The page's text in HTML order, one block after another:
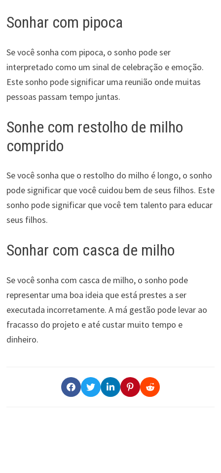
Sonhar com pipoca
Se você sonha com pipoca, o sonho pode ser
interpretado como um sinal de celebração e emoção.
Este sonho pode significar uma reunião onde muitas
pessoas passam tempo juntas.
Sonhe com restolho de milho
comprido
Se você sonha que o restolho do milho é longo, o sonho
pode significar que você cuidou bem de seus filhos. Este
sonho pode significar que você tem talento para educar
seus filhos.
Sonhar com casca de milho
Se você sonha com casca de milho, o sonho pode
representar uma boa ideia que está prestes a ser
executada incorretamente. A má gestão pode levar ao
fracasso do projeto e até custar muito tempo e
dinheiro.